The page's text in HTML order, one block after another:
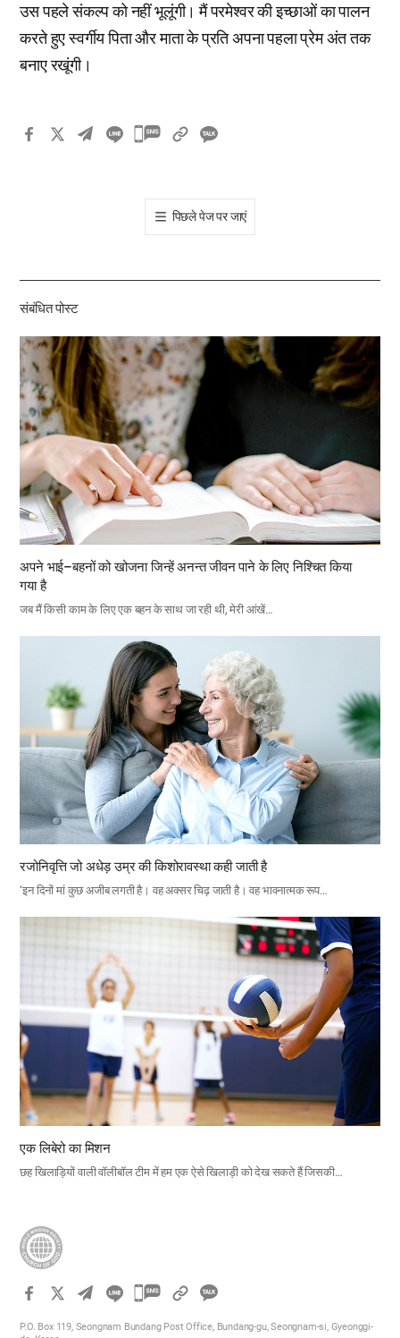
उस पहले संकल्प को नहीं भूलूंगी। मैं परमेश्वर की इच्छाओं का पालन
करते हुए स्वर्गीय पिता और माता के प्रति अपना पहला प्रेम अंत तक
बनाए रखूंगी।
카
톡
공
기
पिछले पेज पर जाएं
संबंधित पोस्ट
अपने भाई–बहनों को खोजना जिन्हें अनन्त जीवन पाने के लिए निश्चित किया
गया है
जब मैं किसी काम के लिए एक बहन के साथ जा रही थी, मेरी आंखें…
रजोनिवृत्ति जो अधेड़ उम्र की किशोरावस्था कही जाती है
‘इन दिनों मां कुछ अजीब लगती है। वह अक्सर चिढ़ जाती है। वह भावनात्मक रूप…
एक लिबेरो का मिशन
छह खिलाड़ियों वाली वॉलीबॉल टीम में हम एक ऐसे खिलाड़ी को देख सकते हैं जिसकी…
카
P.O. Box 119, Seongnam Bundang Post Office, Bundang-gu, Seongnam-si, Gyeonggi-